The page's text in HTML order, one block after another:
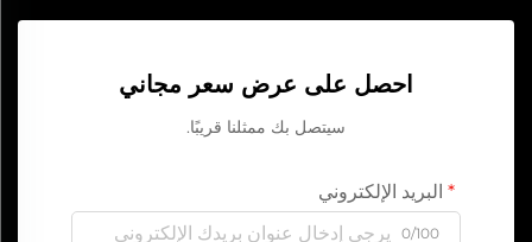
احصل على عرض سعر مجاني
سيتصل بك ممثلنا قريبًا.
البريد الإلكتروني
0/100